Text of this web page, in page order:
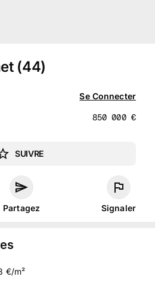
(44)
Se Connecter
850 000 €
SUIVRE
Partagez Signaler
€/m²